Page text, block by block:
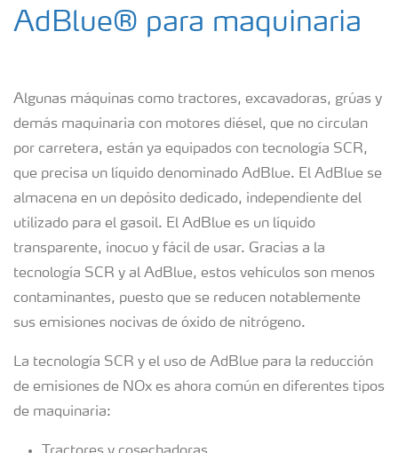
AdBlue® para vehículos comerciales
AdBlue® para coches y vehículos de
pasajeros
AdBlue® para locomotoras
¿Cómo se usa el AdBlue®?
AdBlue® para maquinaria
Algunas máquinas como tractores, excavadoras, grúas y
demás maquinaria con motores diésel, que no circulan
por carretera, están ya equipados con tecnología SCR,
que precisa un líquido denominado AdBlue. El AdBlue se
almacena en un depósito dedicado, independiente del
utilizado para el gasoil. El AdBlue es un líquido
transparente, inocuo y fácil de usar. Gracias a la
tecnología SCR y al AdBlue, estos vehículos son menos
contaminantes, puesto que se reducen notablemente
sus emisiones nocivas de óxido de nitrógeno.
La tecnología SCR y el uso de AdBlue para la reducción
de emisiones de NOx es ahora común en diferentes tipos
de maquinaria: